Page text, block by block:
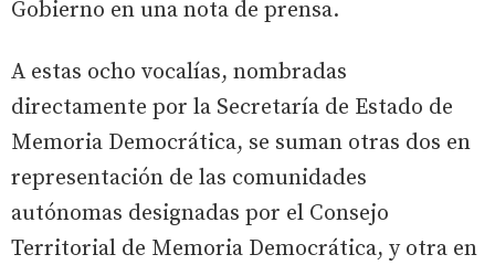
Gobierno en una nota de prensa.
A estas ocho vocalías, nombradas
directamente por la Secretaría de Estado de
Memoria Democrática, se suman otras dos en
representación de las comunidades
autónomas designadas por el Consejo
Territorial de Memoria Democrática, y otra en